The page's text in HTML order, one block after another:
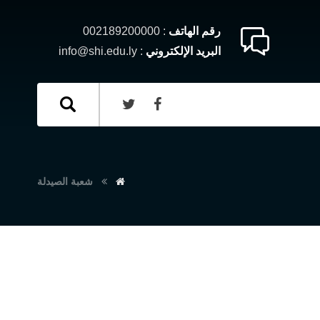
رقم الهاتف : 002189200000
البريد الإلكتروني : info@shi.edu.ly
شعبة الصيدلة